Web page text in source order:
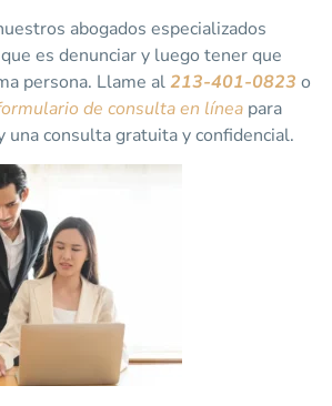
abogados especializados
es denunciar y luego tener que
persona. Llame al213-401-0823 o
de consulta en línea para
una consulta gratuita y confidencial.